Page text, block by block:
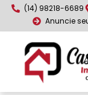
(14) 98218-6689
Anuncie